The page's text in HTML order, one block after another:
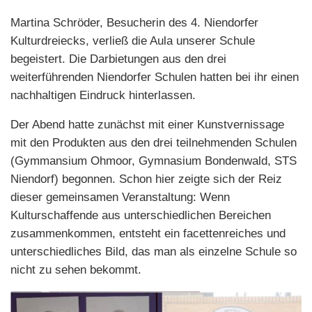
Martina Schröder, Besucherin des 4. Niendorfer
Kulturdreiecks, verließ die Aula unserer Schule
begeistert. Die Darbietungen aus den drei
weiterführenden Niendorfer Schulen hatten bei ihr einen
nachhaltigen Eindruck hinterlassen.
Der Abend hatte zunächst mit einer Kunstvernissage
mit den Produkten aus den drei teilnehmenden Schulen
(Gymmansium Ohmoor, Gymnasium Bondenwald, STS
Niendorf) begonnen. Schon hier zeigte sich der Reiz
dieser gemeinsamen Veranstaltung: Wenn
Kulturschaffende aus unterschiedlichen Bereichen
zusammenkommen, entsteht ein facettenreiches und
unterschiedliches Bild, das man als einzelne Schule so
nicht zu sehen bekommt.